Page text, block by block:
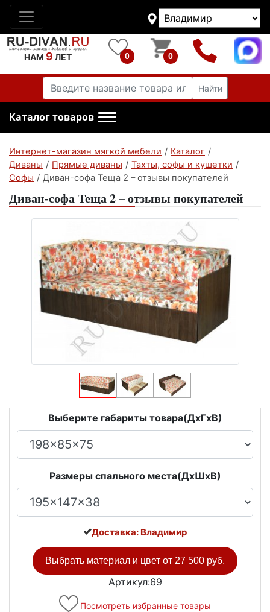
НАМ 9 ЛЕТ 0 0
Найти
Каталог товаров
Интернет-магазин мягкой мебели / Каталог /
Диваны / Прямые диваны / Тахты, софы и кушетки /
Софы / Диван-софа Теща 2 – отзывы покупателей
Диван-софа Теща 2 – отзывы покупателей
Выберите габариты товара(ДxГxВ)
Размеры спального места(ДxШxВ)
Доставка: Владимир
Выбрать материал и цвет от 27 500 руб.
Артикул:69
Посмотреть избранные товары